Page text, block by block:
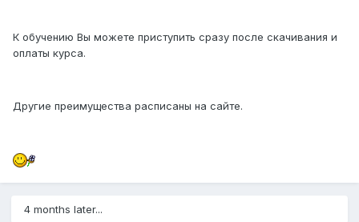
К обучению Вы можете приступить сразу после скачивания и
оплаты курса.
Другие преимущества расписаны на сайте.
4 months later...